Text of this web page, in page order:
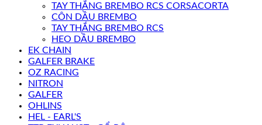
TAY THẮNG BREMBO RCS CORSACORTA
CÔN DẦU BREMBO
TAY THẮNG BREMBO RCS
HEO DẦU BREMBO
EK CHAIN
GALFER BRAKE
OZ RACING
NITRON
GALFER
OHLINS
HEL - EARL'S